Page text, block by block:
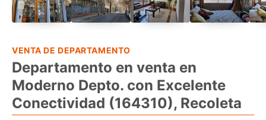
VENTA DE DEPARTAMENTO
Departamento en venta en
Moderno Depto. con Excelente
Conectividad (164310), Recoleta